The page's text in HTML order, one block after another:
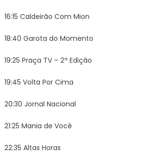
16:15 Caldeirão Com Mion
18:40 Garota do Momento
19:25 Praça TV – 2ª Edição
19:45 Volta Por Cima
20:30 Jornal Nacional
21:25 Mania de Você
22:35 Altas Horas